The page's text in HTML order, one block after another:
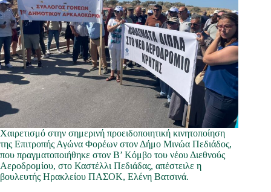
Χαιρετισμό στην σημερινή προειδοποιητική κινητοποίηση
της Επιτροπής Αγώνα Φορέων στον Δήμο Μινώα Πεδιάδος,
που πραγματοποιήθηκε στον Β’ Κόμβο του νέου Διεθνούς
Αεροδρομίου, στο Καστέλλι Πεδιάδας, απέστειλε η
βουλευτής Ηρακλείου ΠΑΣΟΚ, Ελένη Βατσινά.